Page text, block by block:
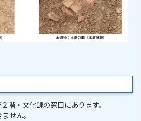
階・文化課の窓口にあります。
せん。